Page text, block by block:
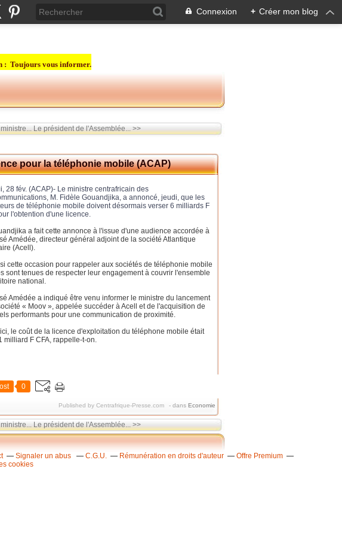
Connexion + Créer mon blog
: Toujours vous informer.
Le président de l'Assemblée... >>
pour la téléphonie mobile (ACAP)
28 fév. (ACAP)- Le ministre centrafricain des
M. Fidèle Gouandjika, a annoncé, jeudi, que les
de téléphonie mobile doivent désormais verser 6 milliards F
l'obtention d'une licence.
a fait cette annonce à l'issue d'une audience accordée à
Amédée, directeur général adjoint de la société Atlantique
(Acell).
cette occasion pour rappeler aux sociétés de téléphonie mobile
sont tenues de respecter leur engagement à couvrir l'ensemble
national.
Amédée a indiqué être venu informer le ministre du lancement
« Moov », appelée succéder à Acell et de l'acquisition de
performants pour une communication de proximité.
le coût de la licence d'exploitation du téléphone mobile était
milliard F CFA, rappelle-t-on.
0
Published by Centrafrique-Presse.com - dans Economie
Le président de l'Assemblée... >>
Signaler un abus C.G.U. Rémunération en droits d'auteur
Offre Premium
cookies